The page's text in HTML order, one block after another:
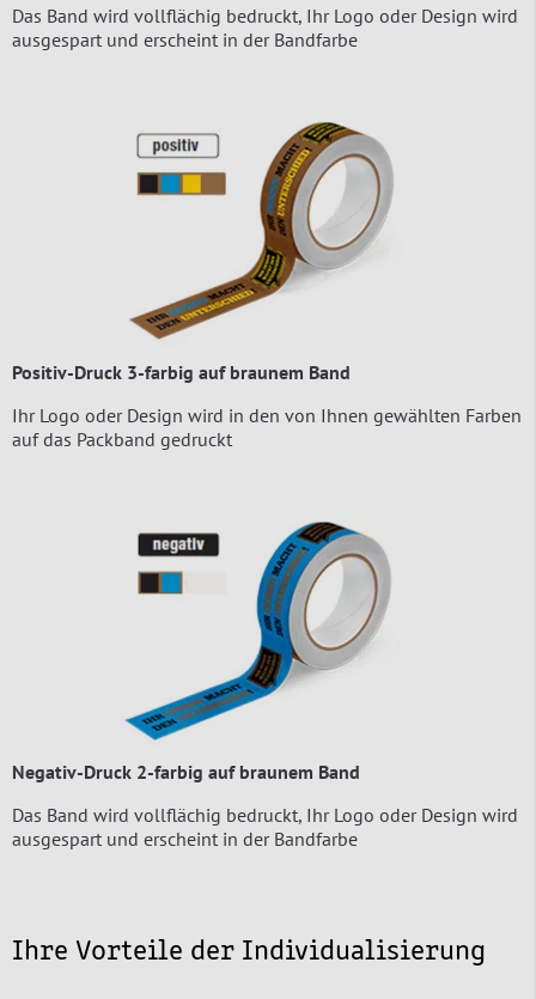
Das Band wird vollflächig bedruckt, Ihr Logo oder Design wird
ausgespart und erscheint in der Bandfarbe
Positiv-Druck 3-farbig auf braunem Band
Ihr Logo oder Design wird in den von Ihnen gewählten Farben
auf das Packband gedruckt
Negativ-Druck 2-farbig auf braunem Band
Das Band wird vollflächig bedruckt, Ihr Logo oder Design wird
ausgespart und erscheint in der Bandfarbe
Ihre Vorteile der Individualisierung